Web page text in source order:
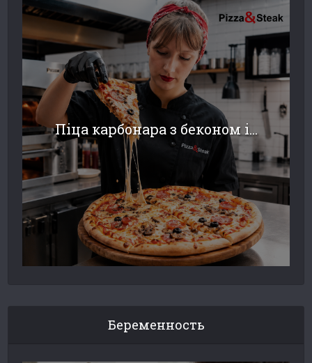
Піца карбонара з беконом і...
Беременность